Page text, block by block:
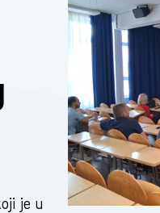
je u